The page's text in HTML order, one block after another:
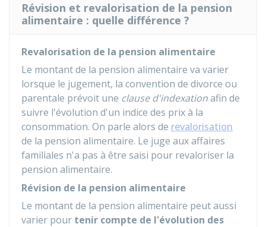
Révision et revalorisation de la pension
alimentaire : quelle différence ?
Revalorisation de la pension alimentaire
Le montant de la pension alimentaire va varier
lorsque le jugement, la convention de divorce ou
parentale prévoit une clause d'indexationafin de
suivre l'évolution d'un indice des prix à la
consommation. On parle alors de revalorisation
de la pension alimentaire. Le juge aux affaires
familiales n'a pas à être saisi pour revaloriser la
pension alimentaire.
Révision de la pension alimentaire
Le montant de la pension alimentaire peut aussi
varier pour tenir compte de l'évolution des